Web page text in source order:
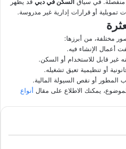
تمويلية أو قرارات إدارية غير مدروسة.
مختلفة، من أبرزها:
أعمال الإنشاء فيه.
غير قابل للاستخدام أو السكن.
أو تنظيمية تعيق تشغيله.
أو نقص السيولة المالية.
يمكنك الاطلاع على مقال أنواع